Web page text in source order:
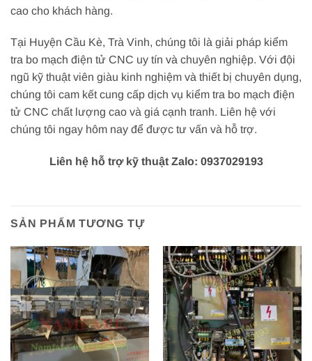
cao cho khách hàng.
Tại Huyện Cầu Kè, Trà Vinh, chúng tôi là giải pháp kiểm
tra bo mạch điện tử CNC uy tín và chuyên nghiệp. Với đội
ngũ kỹ thuật viên giàu kinh nghiệm và thiết bị chuyên dụng,
chúng tôi cam kết cung cấp dịch vụ kiểm tra bo mạch điện
tử CNC chất lượng cao và giá cạnh tranh. Liên hệ với
chúng tôi ngay hôm nay để được tư vấn và hỗ trợ.
Liên hệ hỗ trợ kỹ thuật Zalo: 0937029193
SẢN PHẨM TƯƠNG TỰ